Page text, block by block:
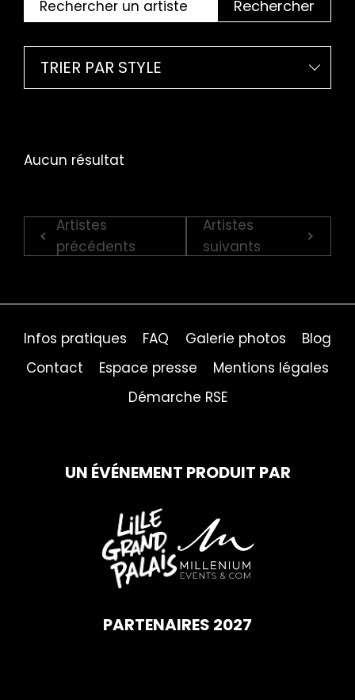
Rechercher
TRIER PAR STYLE
Aucun résultat
Artistes
précédents
Artistes
suivants
Infos pratiques FAQ Galerie photos
Blog
Contact
Espace presse
Mentions légales
Démarche RSE
UN ÉVÉNEMENT PRODUIT PAR
PARTENAIRES 2027